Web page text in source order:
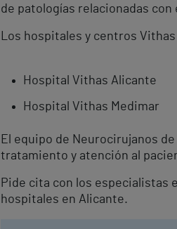
de patologías relacionadas con
Los hospitales y centros
Hospital Vithas Alicante
Hospital Vithas Medimar
El equipo de Neurocirujanos
tratamiento y atención al
Pide cita con los especialistas
hospitales en Alicante.